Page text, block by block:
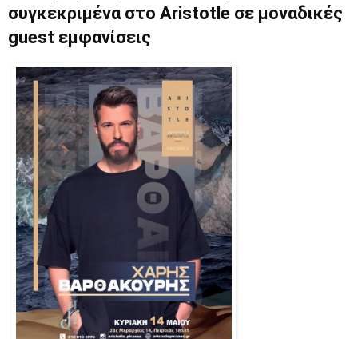
συγκεκριμένα στο Aristotle σε μοναδικές
guest εμφανίσεις